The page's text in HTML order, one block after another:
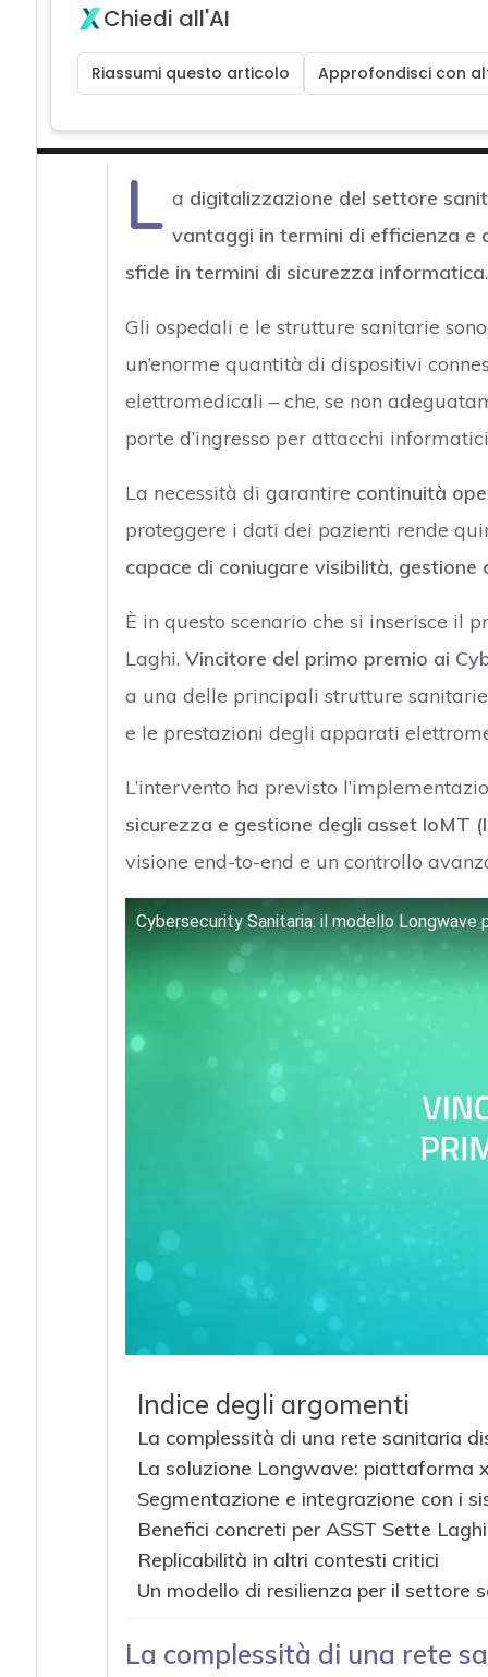
Chiedi all'AI
Riassumi questo articolo Approfondisci con
L a digitalizzazione del settore
vantaggi in termini di efficienza e
sfide in termini di sicurezza informatica.
Gli ospedali e le strutture sanitarie
un’enorme quantità di dispositivi
elettromedicali – che, se non
porte d’ingresso per attacchi
La necessità di garantire continuità
proteggere i dati dei pazienti rende
capace di coniugare visibilità,
È in questo scenario che si inserisce il
Laghi. Vincitore del primo premio ai
a una delle principali strutture
e le prestazioni degli apparati
L’intervento ha previsto
sicurezza e gestione degli asset IoMT
visione end-to-end e un controllo
Cybersecurity Sanitaria: il modello
Indice degli argomenti
La complessità di una rete sanitaria
La soluzione Longwave: piattaforma
Segmentazione e integrazione con i
Benefici concreti per ASST Sette Laghi
Replicabilità in altri contesti critici
Un modello di resilienza per il settore
La complessità di una rete